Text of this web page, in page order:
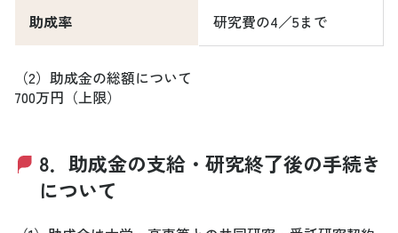
助成率 研究費の4／5まで
（2）助成金の総額について
700万円（上限）
8．助成金の支給・研究終了後の手続き
について